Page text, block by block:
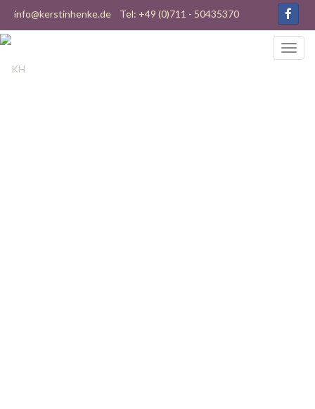
info@kerstinhenke.de Tel: +49 (0)711 - 50435370